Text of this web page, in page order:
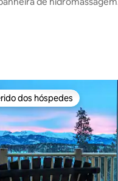
de 5, 10 avaliações
melhores preferidos dos
dos hóspedes